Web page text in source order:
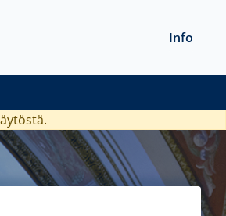
Info